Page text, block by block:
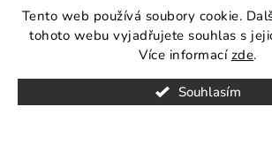
Tento web používá soubory cookie.
tohoto webu vyjadřujete souhlas s
Více informací zde.
Souhlasím
PŘIHLÁSIT
SE
GREENBOSS